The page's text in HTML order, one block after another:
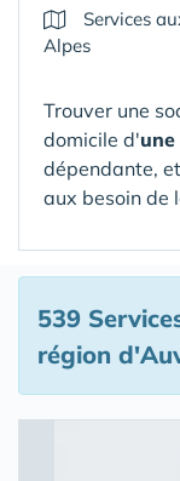
Services
Alpes
Trouver une
domicile d'
dépendante,
aux besoin de
539
région